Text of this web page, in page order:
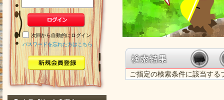
次回から自動的にログイン
パスワードを忘れた方はこちら
ご指定の検索条件に該当す